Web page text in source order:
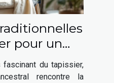
pour un
du tapissier,
rencontre la